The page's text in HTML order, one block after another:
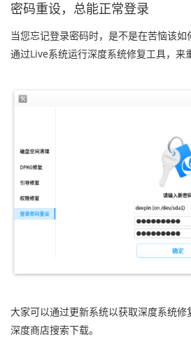
密码重设，总能正常登录
当您忘记登录密码时，是不是在苦恼该
通过Live系统运行深度系统修复工具，来
大家可以通过更新系统以获取深度系统
深度商店搜索下载。